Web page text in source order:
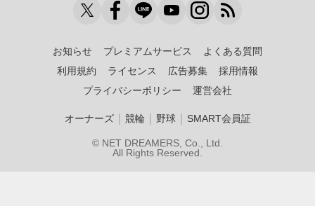
お知らせ プレミアムサービス
よくある質問
利用規約
ライセンス 広告募集
採用情報
プライバシーポリシー
運営会社
オーナーズ｜ 競輪 野球｜ SMART会員証
© NET DREAMERS, Co., Ltd.
All Rights Reserved.